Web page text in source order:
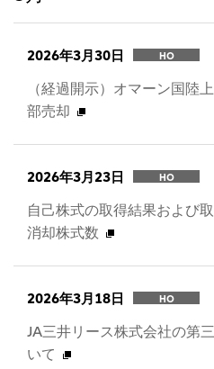
2026年3月30日 HO
（経過開示）オマーン国陸
部売却
2026年3月23日 HO
自己株式の取得結果および
消却株式数
2026年3月18日 HO
JA三井リース株式会社の第
いて